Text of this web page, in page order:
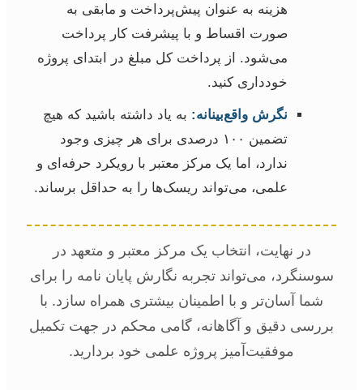
هزینه به عنوان پیش‌پرداخت و مابقی به
صورت اقساط و با پیشرفت کار پرداخت
می‌شود. از پرداخت کل مبلغ در ابتدای پروژه
خودداری کنید.
نگرش واقع‌بینانه: به یاد داشته باشید که هیچ
تضمین ۱۰۰ درصدی برای هر چیزی وجود
ندارد، اما یک مرکز معتبر با رویکرد حرفه‌ای و
علمی، می‌تواند ریسک‌ها را به حداقل برساند.
در نهایت، انتخاب یک مرکز معتبر و متعهد در
سوسنگرد، می‌تواند تجربه نگارش پایان نامه را برای
شما آسان‌تر و با اطمینان بیشتری همراه سازد. با
بررسی دقیق و آگاهانه، گامی محکم در جهت تکمیل
موفقیت‌آمیز پروژه علمی خود بردارید.